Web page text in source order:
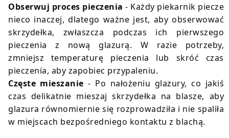
Obserwuj proces pieczenia - Każdy piekarnik piecze
nieco inaczej, dlatego ważne jest, aby obserwować
skrzydełka, zwłaszcza podczas ich pierwszego
pieczenia z nową glazurą. W razie potrzeby,
zmniejsz temperaturę pieczenia lub skróć czas
pieczenia, aby zapobiec przypaleniu.
Częste mieszanie - Po nałożeniu glazury, co jakiś
czas delikatnie mieszaj skrzydełka na blasze, aby
glazura równomiernie się rozprowadziła i nie spaliła
w miejscach bezpośredniego kontaktu z blachą.